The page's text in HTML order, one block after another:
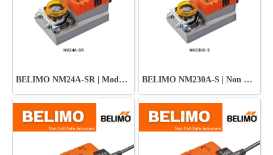
BELIMO NM24A-SR | Modulating Control Actuator BELIMO NM230A-S | Non Fail-Safe Damper Actuator